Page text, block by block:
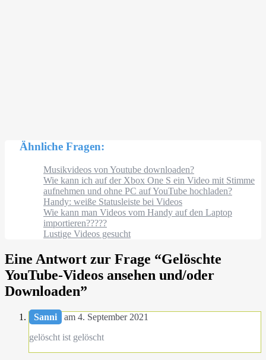
Ähnliche Fragen:
Musikvideos von Youtube downloaden?
Wie kann ich auf der Xbox One S ein Video mit Stimme
aufnehmen und ohne PC auf YouTube hochladen?
Handy: weiße Statusleiste bei Videos
Wie kann man Videos vom Handy auf den Laptop
importieren?????
Lustige Videos gesucht
Eine Antwort zur Frage “Gelöschte
YouTube-Videos ansehen und/oder
Downloaden”
Sanni
am 4. September 2021
gelöscht ist gelöscht